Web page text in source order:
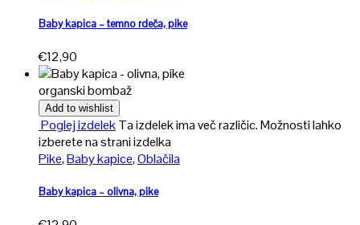
Baby kapica – temno rdeča, pike
€12,90
organski bombaž
Add to wishlist
Poglej izdelekTa izdelek ima več različic. Možnosti lahko
izberete na strani izdelka
Pike,Baby kapice,Oblačila
Baby kapica – olivna, pike